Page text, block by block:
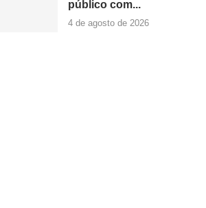
público com...
4 de agosto de 2026